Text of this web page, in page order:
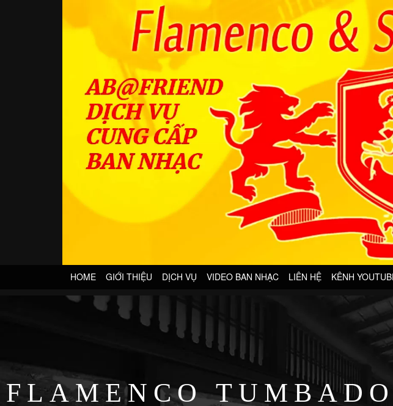
HOME GIỚI THIỆU DỊCH VỤ VIDEO BAN NHẠC LIÊN HỆ KÊNH
FLAMENCO